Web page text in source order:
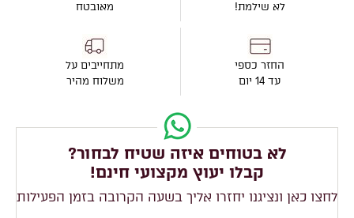
לא שילמת!
החזר כספי
עד 14 יום
מאובטח
מתחייבים על
משלוח מהיר
לא בטוחים איזה שטיח לבחור?
קבלו יעוץ מקצועי חינם!
לחצו כאן ונציגנו יחזרו אליך בשעה הקרובה בזמן הפעילות